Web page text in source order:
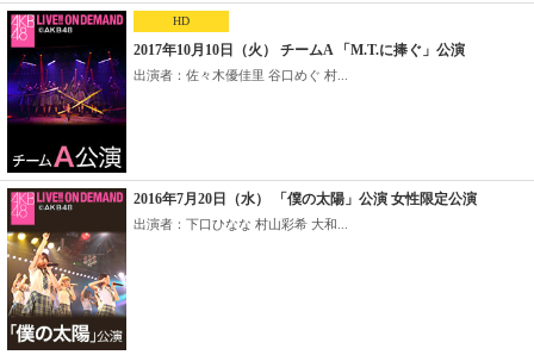
HD
2017年10月10日（火） チームA 「M.T.に捧ぐ」公演
出演者：佐々木優佳里 谷口めぐ 村...
2016年7月20日（水） 「僕の太陽」公演 女性限定公演
出演者：下口ひなな 村山彩希 大和...